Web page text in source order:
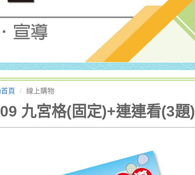
頁 線上購物
九宮格(固定)+連連看(3題)